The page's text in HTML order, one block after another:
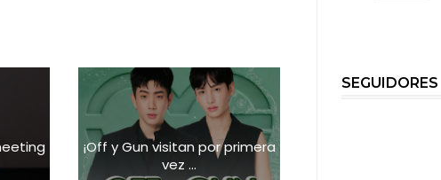
¡Off y Gun visitan por primera
vez ...
SEGUIDORES